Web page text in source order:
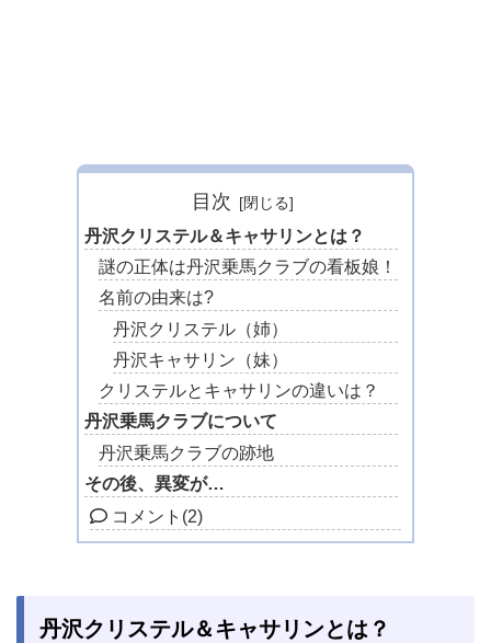
目次
丹沢クリステル＆キャサリンとは？
謎の正体は丹沢乗馬クラブの看板娘！
名前の由来は?
丹沢クリステル（姉）
丹沢キャサリン（妹）
クリステルとキャサリンの違いは？
丹沢乗馬クラブについて
丹沢乗馬クラブの跡地
その後、異変が…
コメント (2)
丹沢クリステル＆キャサリンとは？